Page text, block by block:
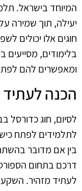
המיוחד בישראל.
יעילה, תוך שמירה על
חוגים אלו יכולים
בלימודים, מסייעים
ומאפשרים להם
הכנה לעתיד
לסיום, חוג כדורסל
לתלמידים לפתח
בין אם מדובר
דרכם בתחום
לעתיד מזהיר.